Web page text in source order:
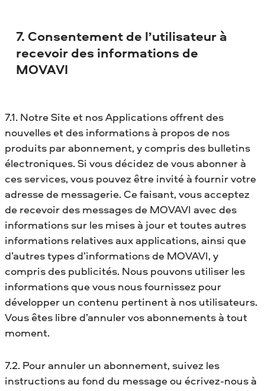
7. Consentement de l’utilisateur à
recevoir des informations de
MOVAVI
7.1. Notre Site et nos Applications offrent des
nouvelles et des informations à propos de nos
produits par abonnement, y compris des bulletins
électroniques. Si vous décidez de vous abonner à
ces services, vous pouvez être invité à fournir votre
adresse de messagerie. Ce faisant, vous acceptez
de recevoir des messages de MOVAVI avec des
informations sur les mises à jour et toutes autres
informations relatives aux applications, ainsi que
d’autres types d’informations de MOVAVI, y
compris des publicités. Nous pouvons utiliser les
informations que vous nous fournissez pour
développer un contenu pertinent à nos utilisateurs.
Vous êtes libre d’annuler vos abonnements à tout
moment.
7.2. Pour annuler un abonnement, suivez les
instructions au fond du message ou écrivez-nous à